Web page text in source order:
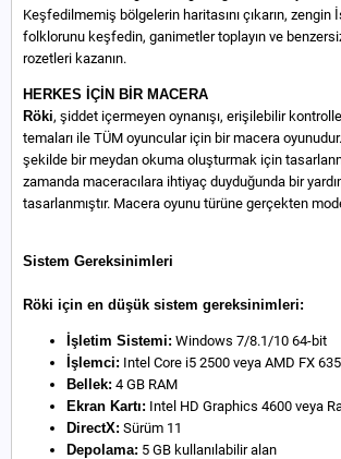
Keşfedilmemiş bölgelerin haritasını çıkarın, zengin
folklorunu keşfedin, ganimetler toplayın ve
rozetleri kazanın.
HERKES İÇİN BİR MACERA
Röki, şiddet içermeyen oynanışı, erişilebilir
temaları ile TÜM oyuncular için bir macera
şekilde bir meydan okuma oluşturmak için
zamanda maceracılara ihtiyaç duyduğunda bir
tasarlanmıştır. Macera oyunu türüne gerçekten
Sistem Gereksinimleri
Röki için en düşük sistem gereksinimleri:
İşletim Sistemi: Windows 7/8.1/10 64-bit
İşlemci: Intel Core i5 2500 veya AMD FX
Bellek: 4 GB RAM
Ekran Kartı: Intel HD Graphics 4600 veya
DirectX: Sürüm 11
Depolama: 5 GB kullanılabilir alan